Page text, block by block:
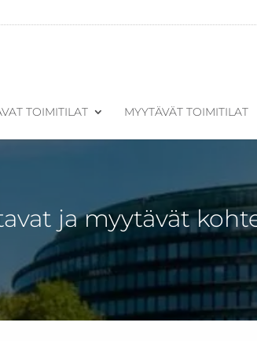
TOIMITILAT MYYTÄVÄT TOIMITILAT
ja myytävät